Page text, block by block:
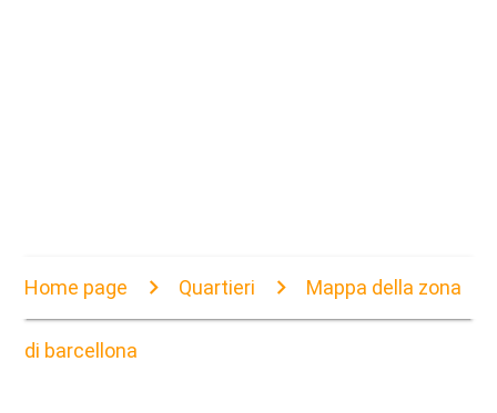
Home page Quartieri Mappa della zona
di barcellona